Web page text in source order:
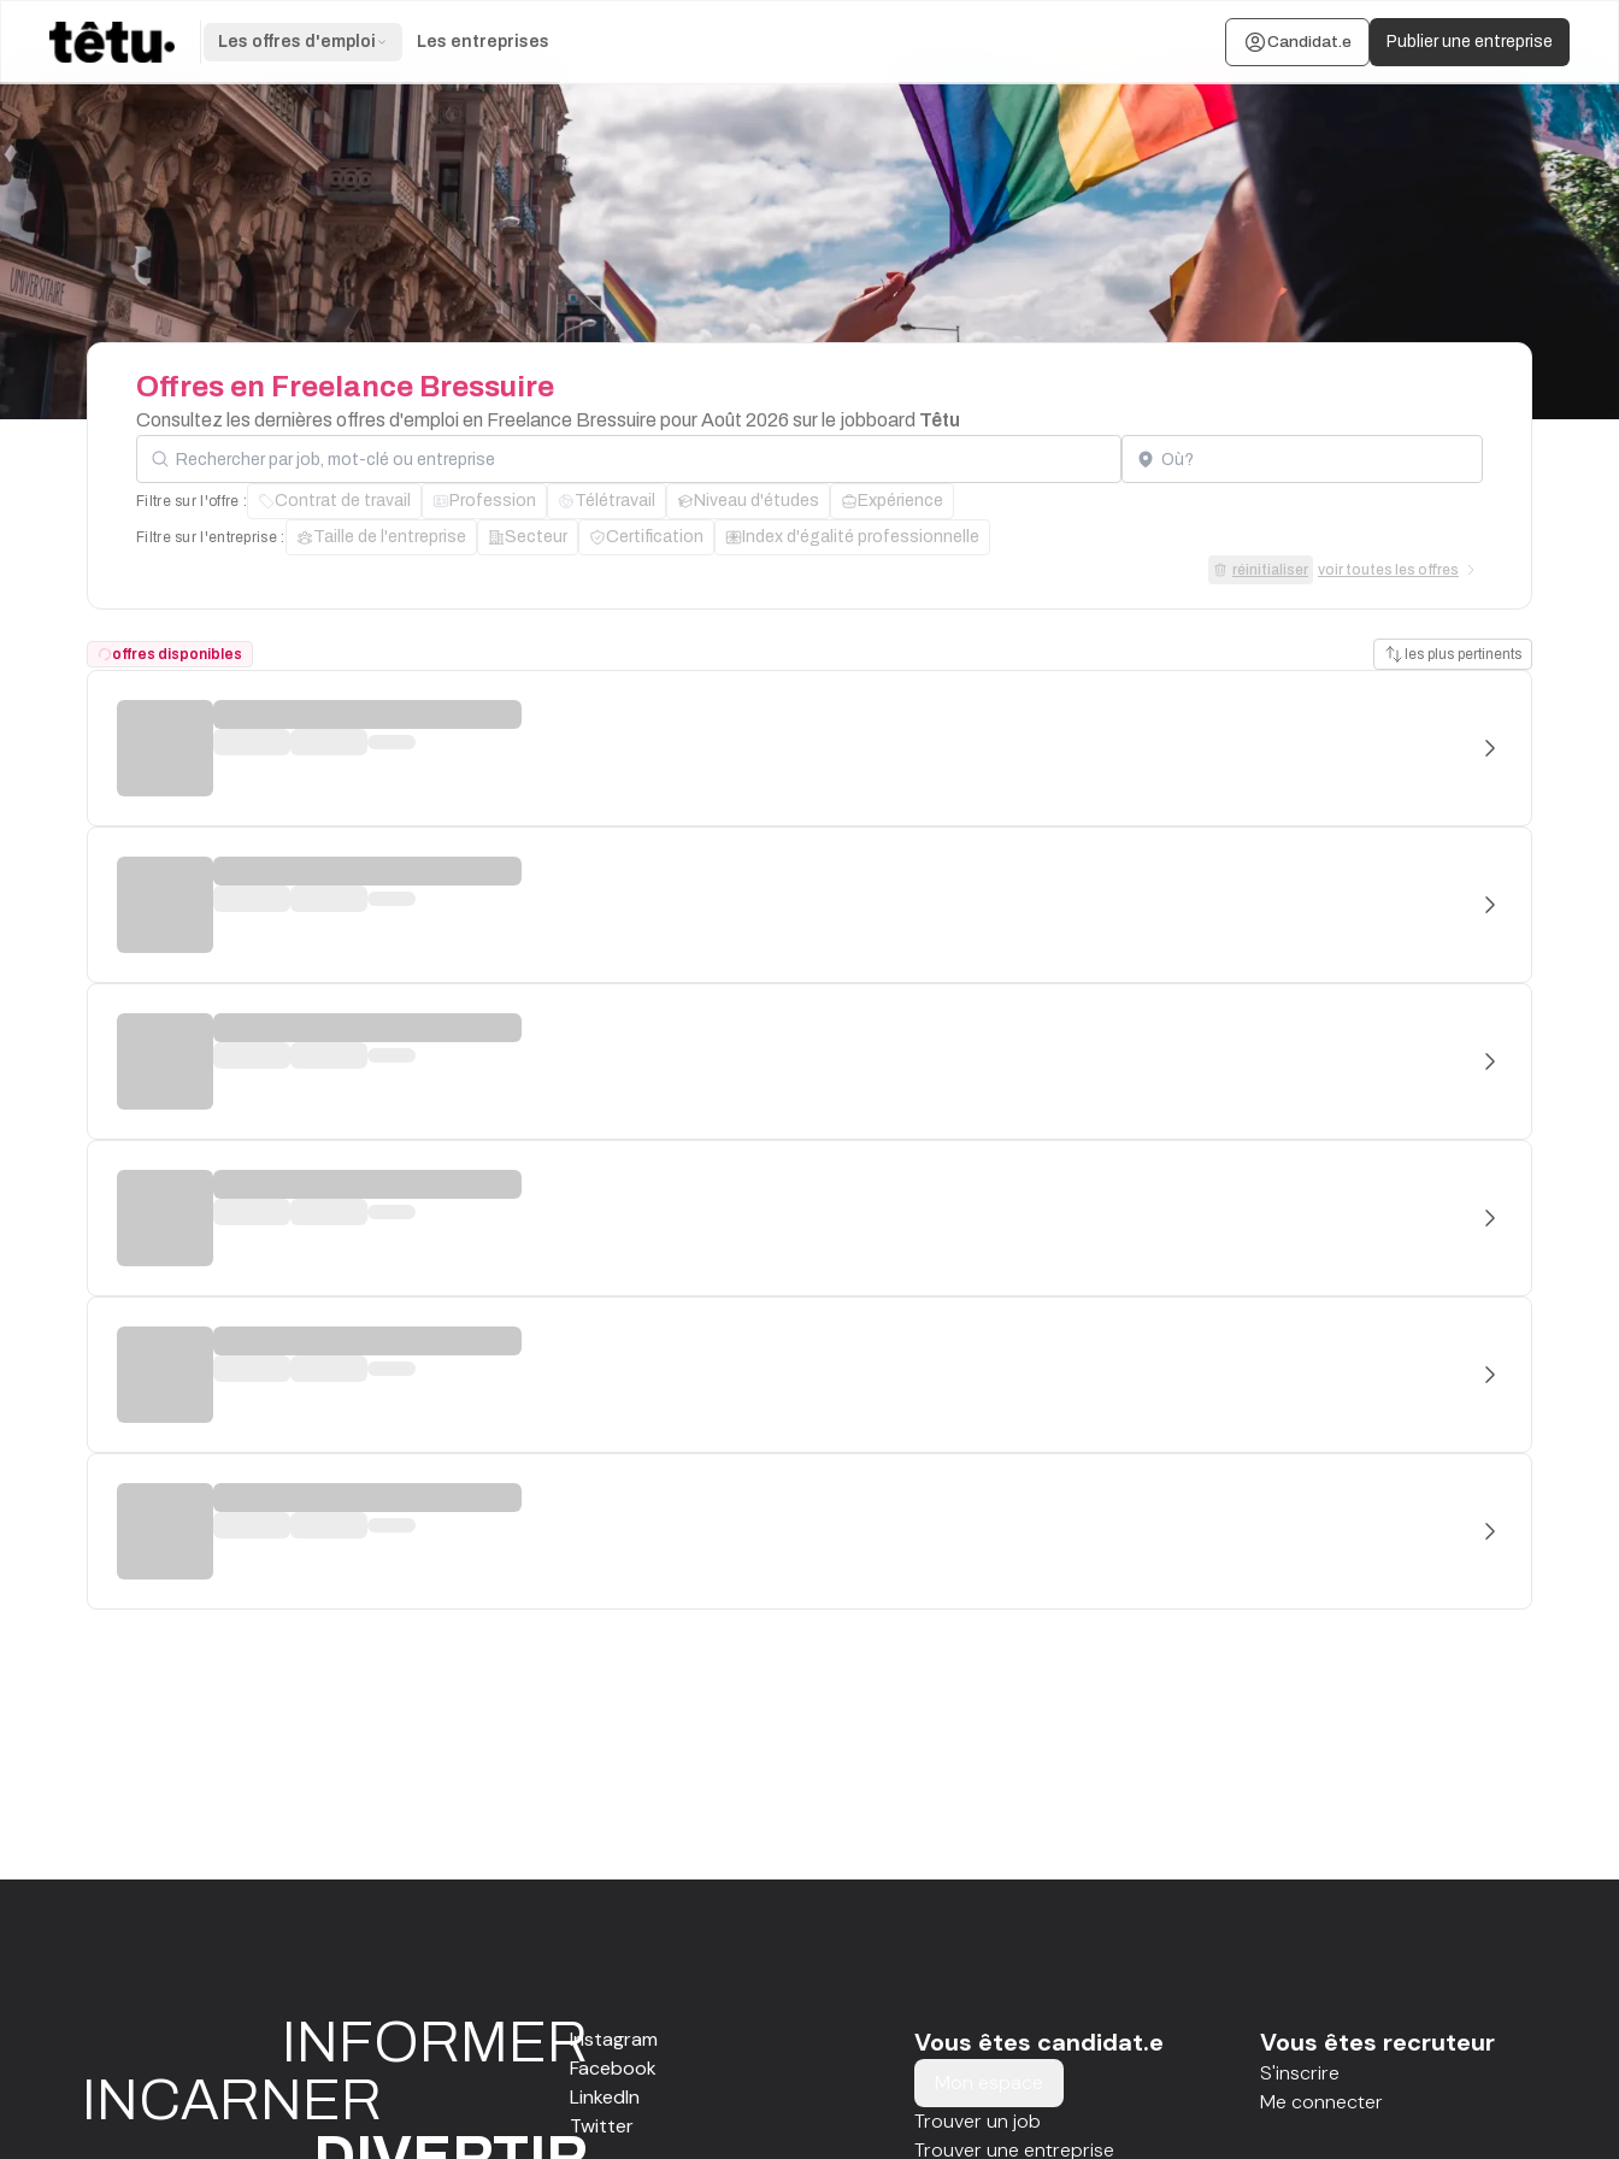
Les offres d'emploi Les entreprises Candidat.e Publier une entreprise
Offres en Freelance Bressuire
Consultez les dernières offres d'emploi en Freelance Bressuire pour Août 2026 sur le jobboard Têtu
Rechercher par job, mot-clé ou entreprise Localisation
Filtre sur l'offre : Contrat de travail Profession Télétravail Niveau d'études Expérience
Filtre sur l'entreprise : Taille de l'entreprise Secteur Certification Index d'égalité professionnelle
réinitialiser voir toutes les offres
offres disponibles les plus pertinents
INFORMER
INCARNER
Instagram
Facebook
LinkedIn
Twitter
Vous êtes candidat.e
Trouver un job
Trouver une entreprise
Vous êtes recruteur
S'inscrire
Me connecter